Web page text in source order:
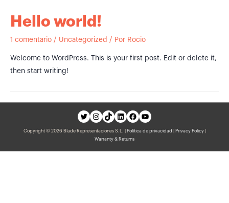
Hello world!
1 comentario / Uncategorized / Por Rocio
Welcome to WordPress. This is your first post. Edit or delete it,
then start writing!
TwitterInstagram
TikTokLinkedIn
Facebook
YouTube
Copyright © 2026 Blade Representaciones S.L. | Política de privacidad Privacy Policy|
Warranty & Returns